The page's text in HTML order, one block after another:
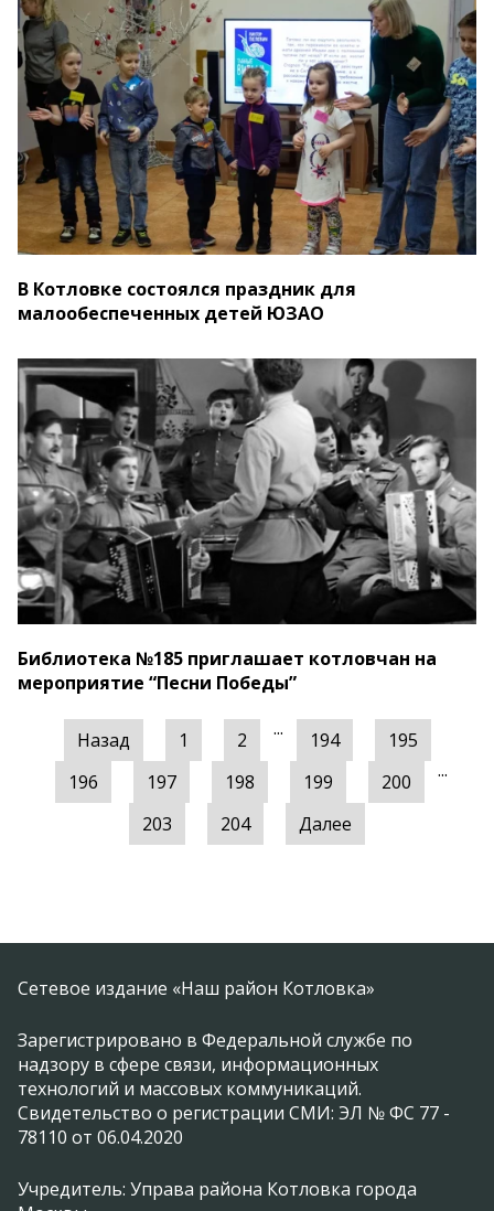
В Котловке состоялся праздник для
малообеспеченных детей ЮЗАО
Библиотека №185 приглашает котловчан на
мероприятие “Песни Победы”
Назад 1 2 ... 194
195
196
197 198 199 200 ...
203 204 Далее
Сетевое издание «Наш район Котловка»
Зарегистрировано в Федеральной службе по
надзору в сфере связи, информационных
технологий и массовых коммуникаций.
Свидетельство о регистрации СМИ: ЭЛ № ФС 77 -
78110 от 06.04.2020
Учредитель: Управа района Котловка города